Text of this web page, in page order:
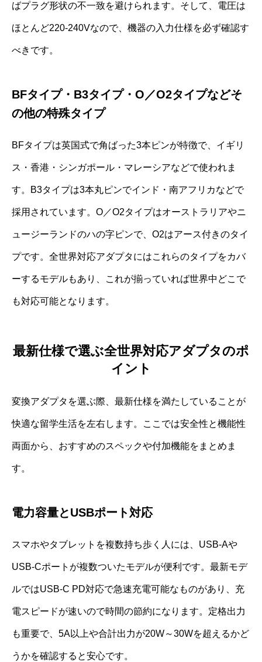
ばプラグ形状の不一致を避けられます。そして、電圧は
ほとんど220-240Vなので、機器の入力仕様を必ず確認す
べきです。
BFタイプ・B3タイプ・O／O2タイプなどそ
の他の特殊タイプ
BFタイプは英国式で角ばった3本ピンが特徴で、イギリ
ス・香港・シンガポール・マレーシアなどで使われま
す。B3タイプは3本丸ピンでインド・南アフリカなどで
採用されています。O／O2タイプはオーストラリアやニ
ュージーランドのハの字ピンで、O2はアース付きのタイ
プです。全世界対応アダプタにはこれらのタイプをカバ
ーするモデルもあり、これが揃っていれば世界中どこで
も対応可能となります。
最新仕様で選ぶ全世界対応アダプタのポ
イント
変換アダプタを選ぶ際、最新仕様を満たしていることが
快適な留学生活を左右します。ここでは安全性と機能性
両面から、おすすめのスペックや付加機能をまとめま
す。
電力容量とUSBポート対応
スマホやタブレットを複数持ち歩く人には、USB-Aや
USB-Cポートが複数ついたモデルが便利です。最新モデ
ルではUSB-C PD対応で急速充電可能なものがあり、充
電スピードが速いので時間の節約になります。定格出力
も重要で、5A以上や合計出力が20W～30Wを超えるかど
うかを確認すると安心です。